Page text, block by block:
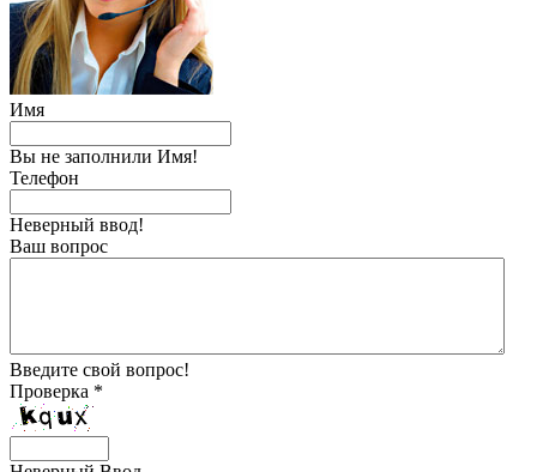
Имя
Вы не заполнили Имя!
Телефон
Неверный ввод!
Ваш вопрос
Введите свой вопрос!
Проверка *